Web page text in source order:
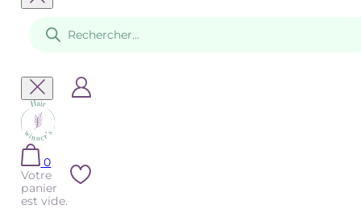
produits
0
Votre
panier
est vide.